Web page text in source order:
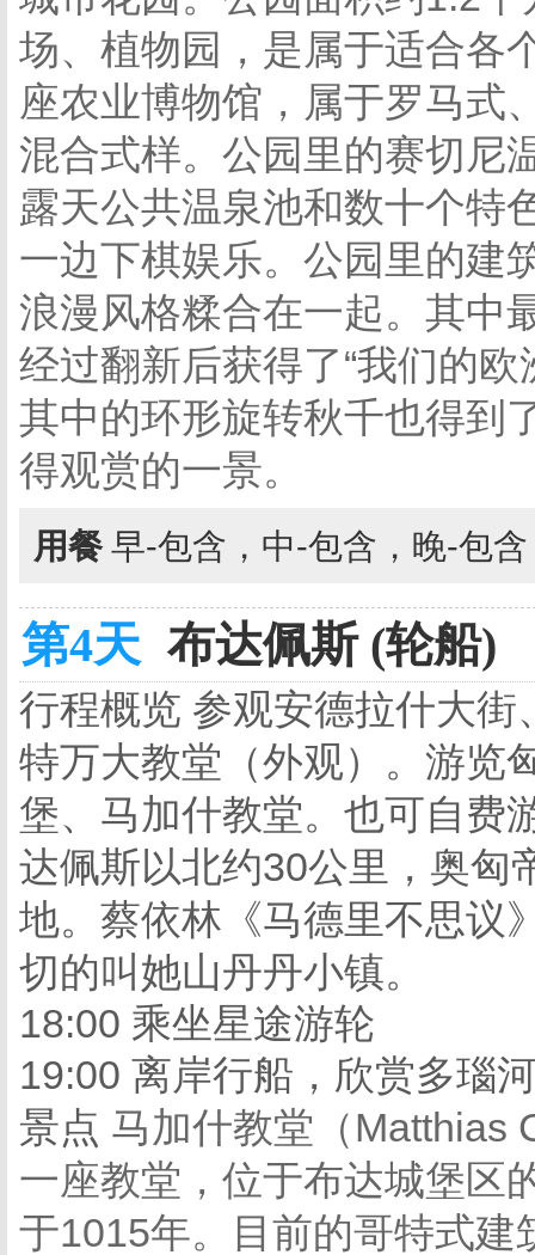
场、植物园，是属于适合各
座农业博物馆，属于罗马式
混合式样。公园里的赛切尼
露天公共温泉池和数十个特
一边下棋娱乐。公园里的建
浪漫风格糅合在一起。其中
经过翻新后获得了“我们的
其中的环形旋转秋千也得到
得观赏的一景。
用餐 早-包含，中-包含，晚-包
第4天 布达佩斯 (轮船)
行程概览 参观安德拉什大街
特万大教堂 （外观）。游览
堡、马加什教堂。也可自费
达佩斯以北约30公里，奥匈
地。蔡依林《马德里不思议
切的叫她山丹丹小镇。
18:00 乘坐星途游轮
19:00 离岸行船，欣赏多瑙
景点 马加什教堂（Matthias
一座教堂，位于布达城堡区
于1015年。目前的哥特式